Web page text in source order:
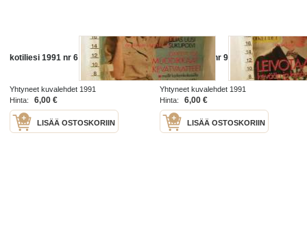
kotiliesi 1991 nr 6
Yhtyneet kuvalehdet 1991
Hinta:
6,00 €
LISÄÄ OSTOSKORIIN
kotiliesi 1991 nr 9
Yhtyneet kuvalehdet 1991
Hinta:
6,00 €
LISÄÄ OSTOSKORIIN